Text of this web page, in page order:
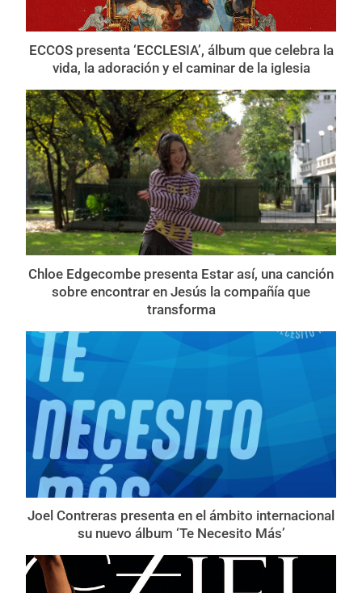
ECCOS presenta ‘ECCLESIA’, álbum que celebra la
vida, la adoración y el caminar de la iglesia
Chloe Edgecombe presenta Estar así, una canción
sobre encontrar en Jesús la compañía que
transforma
Joel Contreras presenta en el ámbito internacional
su nuevo álbum ‘Te Necesito Más’